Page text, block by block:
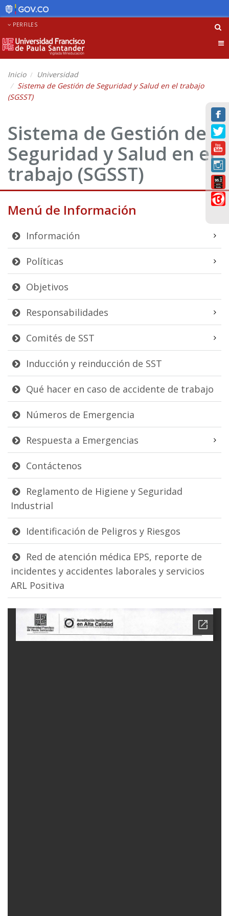
PERFILES
Inicio
Universidad
Sistema de Gestión de Seguridad y Salud en el trabajo
(SGSST)
Sistema de Gestión de
Seguridad y Salud en el
trabajo (SGSST)
Menú de Información
Información
Políticas
Objetivos
Responsabilidades
Comités de SST
Inducción y reinducción de SST
Qué hacer en caso de accidente de trabajo
Números de Emergencia
Respuesta a Emergencias
Contáctenos
Reglamento de Higiene y Seguridad
Industrial
Identificación de Peligros y Riesgos
Red de atención médica EPS, reporte de
incidentes y accidentes laborales y servicios
ARL Positiva